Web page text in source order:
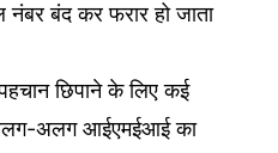
नंबर बंद कर फरार हो जाता
छिपाने के लिए कई
अलग आईएमईआई का